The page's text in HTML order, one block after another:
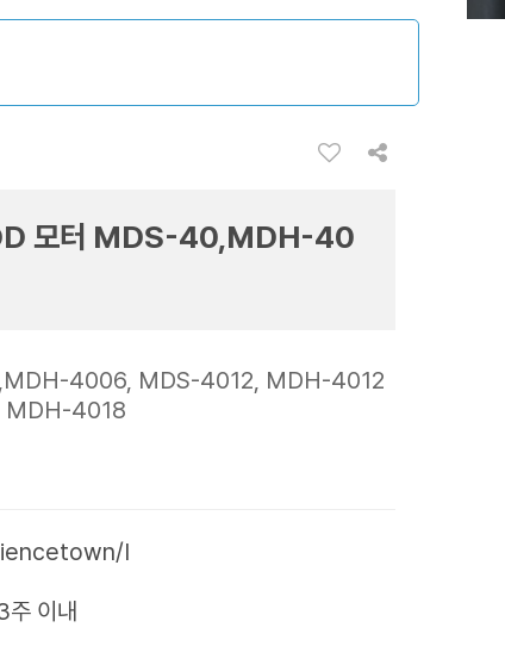
모터 MDS-40,MDH-40
4006, MDS-4012, MDH-4012
MDH-4018
I
이내